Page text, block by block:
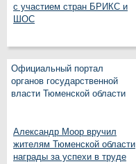
с участием стран БРИКС и
ШОС
Официальный портал
органов государственной
власти Тюменской области
Александр Моор вручил
жителям Тюменской области
награды за успехи в труде